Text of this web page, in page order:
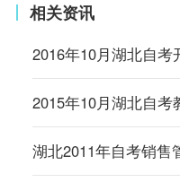
相关资讯
2016年10月湖北自
2015年10月湖北自考
湖北2011年自考销售